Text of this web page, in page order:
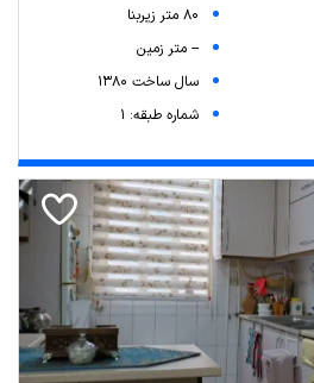
80 متر زیربنا
-- متر زمین
سال ساخت 1380
شماره طبقه: 1